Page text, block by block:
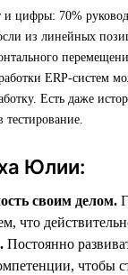
и цифры: 70%
из линейных
ERP-систем
Есть даже
тестирование.
Юлии:
своим делом.
что
Постоянно
чтобы